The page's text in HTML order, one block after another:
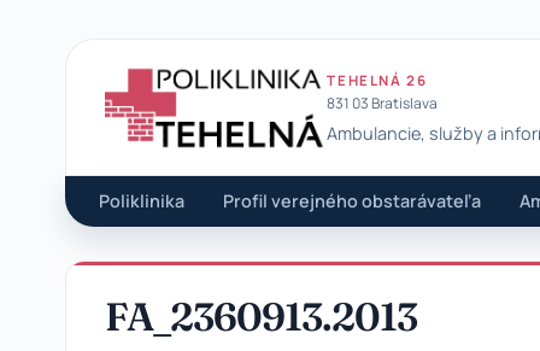
TEHELNÁ 26
831 03 Bratislava
Ambulancie, služby a
Poliklinika Profil verejného obstarávateľa
FA_2360913.2013